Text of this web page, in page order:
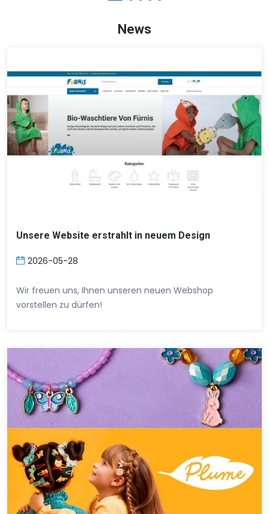
News
Unsere Website erstrahlt in neuem Design
2026-05-28
Wir freuen uns, Ihnen unseren neuen Webshop
vorstellen zu dürfen!